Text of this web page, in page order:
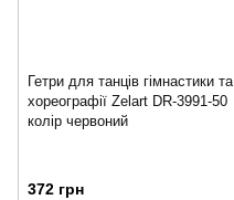
Гетри для танців гімнастики та
хореографії Zelart DR-3991-50
колір червоний
372 грн